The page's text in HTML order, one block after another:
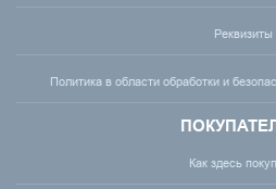
Реквизиты
Политика в области обработки и
Как здесь